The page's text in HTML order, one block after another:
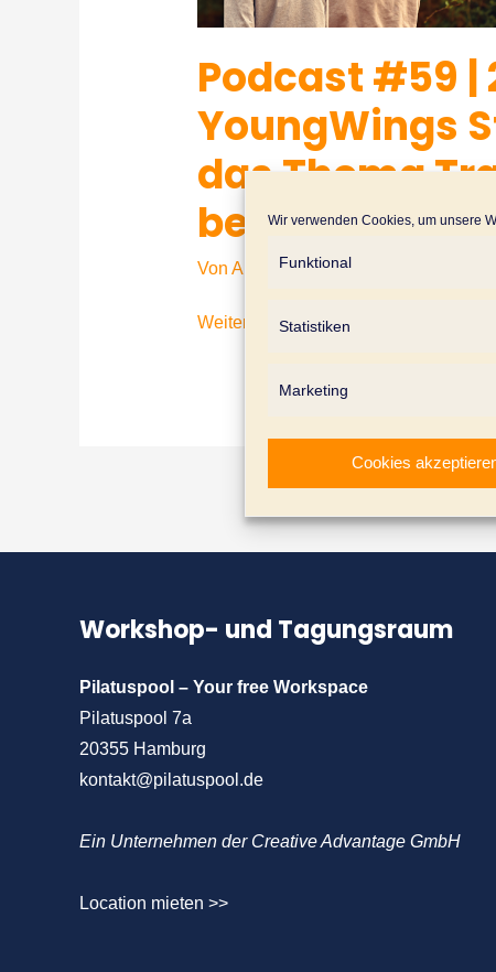
Wir verwenden Cookies, um unsere
Funktional
Statistiken
Marketing
Cookies
Podcast #59 |
YoungWings
das Thema
besonders
Von Annette Bruce
Podcast
Nicolaidis
Thema
auch
besonders
die
angeht
Weiterlesen »
Workshop- und Tagungsraum
Pilatuspool – Your free Workspace
Pilatuspool 7a
20355 Hamburg
kontakt@pilatuspool.de
Ein Unternehmen der Creative Advantage GmbH
Location mieten >>